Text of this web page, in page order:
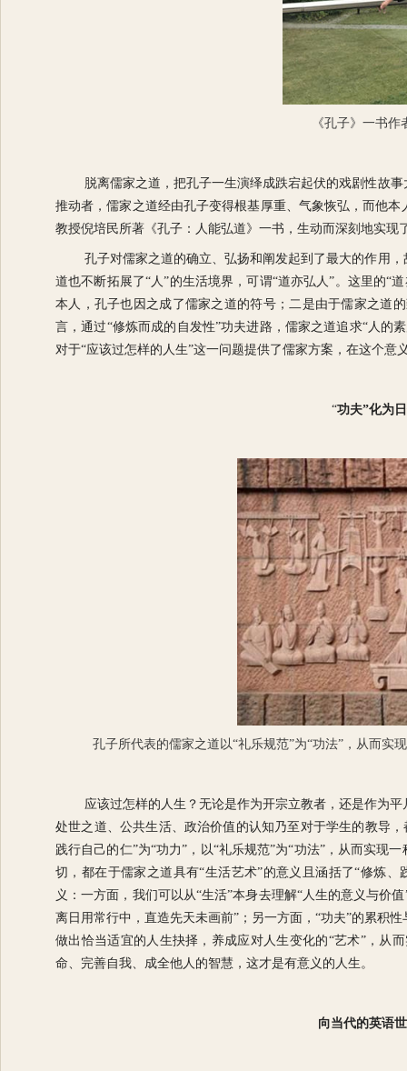
《孔子》一书
脱离儒家之道，把孔子一生演绎成跌宕起伏的戏剧性故
推动者，儒家之道经由孔子变得根基厚重、气象恢弘，而他
教授倪培民所著《孔子：人能弘道》一书，生动而深刻地实现
孔子对儒家之道的确立、弘扬和阐发起到了最大的作用
道也不断拓展了“人”的生活境界，可谓“道亦弘人”。这里的“
本人，孔子也因之成了儒家之道的符号；二是由于儒家之道
言，通过“修炼而成的自发性”功夫进路，儒家之道追求“人的
对于“应该过怎样的人生”这一问题提供了儒家方案，在这个意
“功夫”化为
孔子所代表的儒家之道以“礼乐规范”为“功法”，从而实
应该过怎样的人生？无论是作为开宗立教者，还是作为
处世之道、公共生活、政治价值的认知乃至对于学生的教导
践行自己的仁”为“功力”，以“礼乐规范”为“功法”，从而实现
切，都在于儒家之道具有“生活艺术”的意义且涵括了“修炼
义：一方面，我们可以从“生活”本身去理解“人生的意义与价
离日用常行中，直造先天未画前”；另一方面，“功夫”的累积
做出恰当适宜的人生抉择，养成应对人生变化的“艺术”，从
命、完善自我、成全他人的智慧，这才是有意义的人生。
向当代的英语